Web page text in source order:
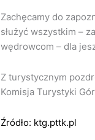
Zachęcamy do
służyć wszystkim –
wędrowcom – dla
Z turystycznym
Komisja Turystyki
Źródło: ktg.pttk.pl